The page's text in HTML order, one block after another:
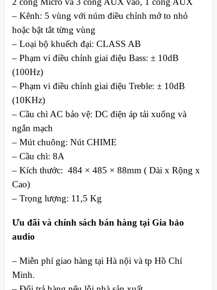
– Kênh: 5 vùng với núm điều chỉnh mở to nhỏ
hoặc bật tắt từng vùng
– Loại bộ khuếch đại: CLASS AB
– Phạm vi điều chỉnh giai điệu Bass: ± 10dB
(100Hz)
– Phạm vi điều chỉnh giai điệu Treble: ± 10dB
(10KHz)
– Cầu chì AC bảo vệ: DC điện áp tải xuống và
ngắn mạch
– Mút chuông: Nút CHIME
– Cầu chì: 8A
– Kích thước: 484 × 485 × 88mm ( Dài x Rộng x
Cao)
– Trọng lượng: 11,5 Kg
Ưu đãi và chính sách bán hàng tại Gia bảo
audio
– Miễn phí giao hàng tại Hà nội và tp Hồ Chí
Minh.